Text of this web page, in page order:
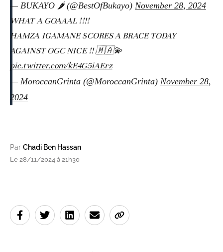
— BUKAYO 🌶 (@BestOfBukayo) November 28, 2024
WHAT A GOAAAL !!!!
HAMZA IGAMANE SCORES A BRACE TODAY
AGAINST OGC NICE !! 🇲🇦💫
pic.twitter.com/kE4G5iAErz
— MoroccanGrinta (@MoroccanGrinta) November 28,
2024
Par Chadi Ben Hassan
Le 28/11/2024 à 21h30